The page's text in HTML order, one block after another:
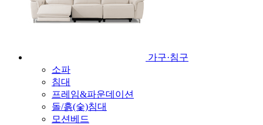
가구·침구
소파
침대
프레임&파운데이션
돌/흙(숯)침대
모션베드